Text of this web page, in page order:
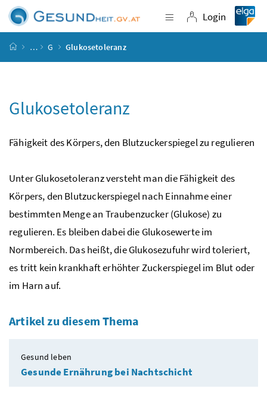
Zum Inhalt
Zum Hauptmenü
Zum Untermenü
Zur Suche
Navigation
Login
Login
Startseite
… G Glukosetoleranz
Glukosetoleranz
Fähigkeit des Körpers, den Blutzuckerspiegel zu regulieren
Unter Glukosetoleranz versteht man die Fähigkeit des
Körpers, den Blutzuckerspiegel nach Einnahme einer
bestimmten Menge an Traubenzucker (Glukose) zu
regulieren. Es bleiben dabei die Glukosewerte im
Normbereich. Das heißt, die Glukosezufuhr wird toleriert,
es tritt kein krankhaft erhöhter Zuckerspiegel im Blut oder
im Harn auf.
Artikel zu diesem Thema
Gesund leben
Gesunde Ernährung bei Nachtschicht